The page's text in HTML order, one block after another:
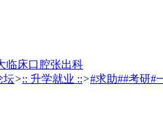
临床口腔张出科
坛>:: 升学就业 ::>#求助##考研#